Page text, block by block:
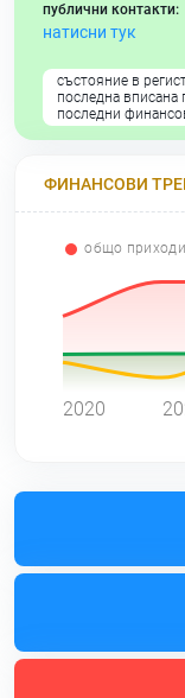
публични контакти:
натисни тук
състояние в
последна вписана
последни
ФИНАНСОВИ
общо приходи
2020